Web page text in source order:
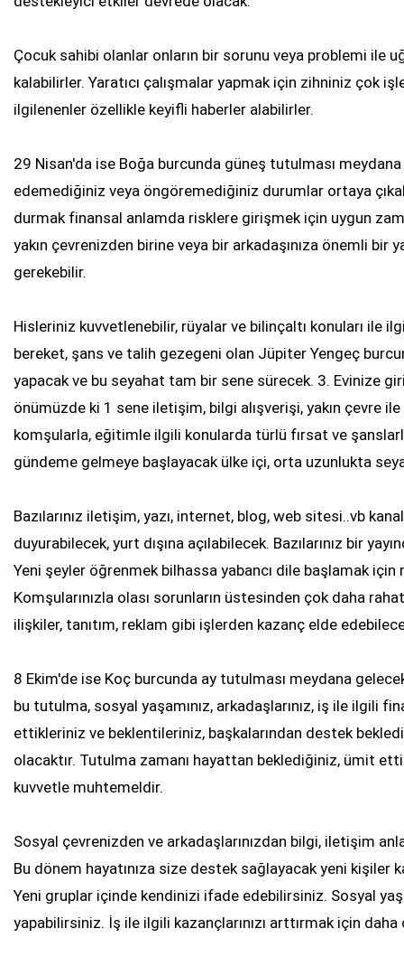
Çocuk sahibi olanlar onların bir sorunu veya problemi ile
kalabilirler. Yaratıcı çalışmalar yapmak için zihniniz çok
ilgilenenler özellikle keyifli haberler alabilirler.
29 Nisan'da ise Boğa burcunda güneş tutulması
edemediğiniz veya öngöremediğiniz durumlar ortaya
durmak finansal anlamda risklere girişmek için uygun
yakın çevrenizden birine veya bir arkadaşınıza önemli bir
gerekebilir.
Hisleriniz kuvvetlenebilir, rüyalar ve bilinçaltı konuları ile
bereket, şans ve talih gezegeni olan Jüpiter Yengeç
yapacak ve bu seyahat tam bir sene sürecek. 3. Evinize
önümüzde ki 1 sene iletişim, bilgi alışverişi, yakın çevre
komşularla, eğitimle ilgili konularda türlü fırsat ve
gündeme gelmeye başlayacak ülke içi, orta uzunlukta
Bazılarınız iletişim, yazı, internet, blog, web sitesi..vb
duyurabilecek, yurt dışına açılabilecek. Bazılarınız bir
Yeni şeyler öğrenmek bilhassa yabancı dile başlamak
Komşularınızla olası sorunların üstesinden çok daha
ilişkiler, tanıtım, reklam gibi işlerden kazanç elde
8 Ekim'de ise Koç burcunda ay tutulması meydana
bu tutulma, sosyal yaşamınız, arkadaşlarınız, iş ile ilgili
ettikleriniz ve beklentileriniz, başkalarından destek
olacaktır. Tutulma zamanı hayattan beklediğiniz, ümit
kuvvetle muhtemeldir.
Sosyal çevrenizden ve arkadaşlarınızdan bilgi, iletişim
Bu dönem hayatınıza size destek sağlayacak yeni kişiler
Yeni gruplar içinde kendinizi ifade edebilirsiniz. Sosyal
yapabilirsiniz. İş ile ilgili kazançlarınızı arttırmak için